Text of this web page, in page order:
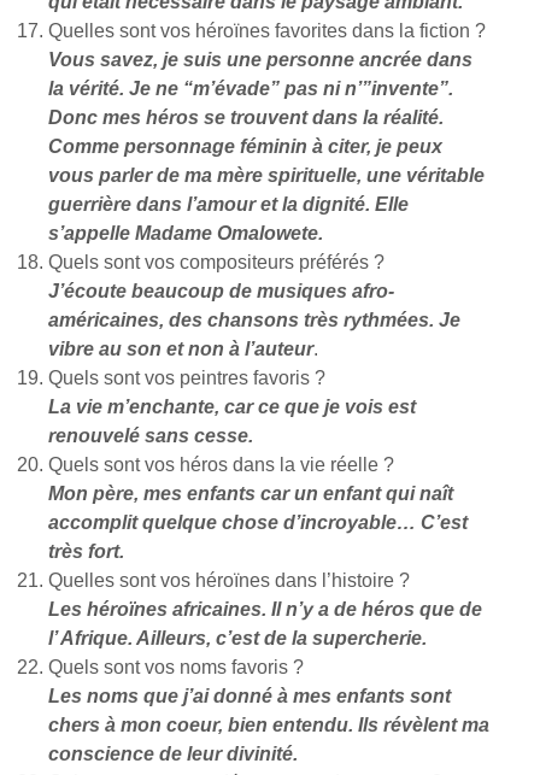
Quelles sont vos héroïnes favorites dans la fiction ?
Vous savez, je suis une personne ancrée dans
la vérité. Je ne “m’évade” pas ni n’”invente”.
Donc mes héros se trouvent dans la réalité.
Comme personnage féminin à citer, je peux
vous parler de ma mère spirituelle, une véritable
guerrière dans l’amour et la dignité. Elle
s’appelle Madame Omalowete.
Quels sont vos compositeurs préférés ?
J’écoute beaucoup de musiques afro-
américaines, des chansons très rythmées. Je
vibre au son et non à l’auteur.
Quels sont vos peintres favoris ?
La vie m’enchante, car ce que je vois est
renouvelé sans cesse.
Quels sont vos héros dans la vie réelle ?
Mon père, mes enfants car un enfant qui naît
accomplit quelque chose d’incroyable… C’est
très fort.
Quelles sont vos héroïnes dans l’histoire ?
Les héroïnes africaines. Il n’y a de héros que de
l’ Afrique. Ailleurs, c’est de la supercherie.
Quels sont vos noms favoris ?
Les noms que j’ai donné à mes enfants sont
chers à mon coeur, bien entendu. Ils révèlent ma
conscience de leur divinité.